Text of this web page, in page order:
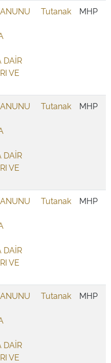
DAİR
VE
Tutanak MHP
DAİR
VE
Tutanak MHP
DAİR
VE
Tutanak MHP
DAİR
VE
Tutanak MHP